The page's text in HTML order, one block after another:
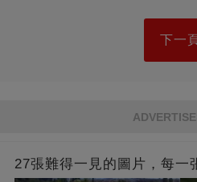
下一
27張難得一見的圖片，每一